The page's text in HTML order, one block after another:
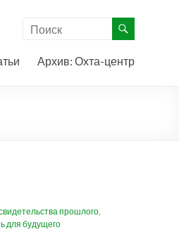
Архив: Охта-центр
прошлого,
для будущего